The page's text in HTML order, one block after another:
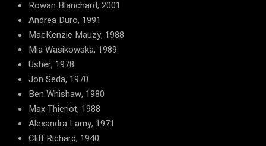
Rowan Blanchard, 2001
Andrea Duro, 1991
MacKenzie Mauzy, 1988
Mia Wasikowska, 1989
Usher, 1978
Jon Seda, 1970
Ben Whishaw, 1980
Max Thieriot, 1988
Alexandra Lamy, 1971
Cliff Richard, 1940